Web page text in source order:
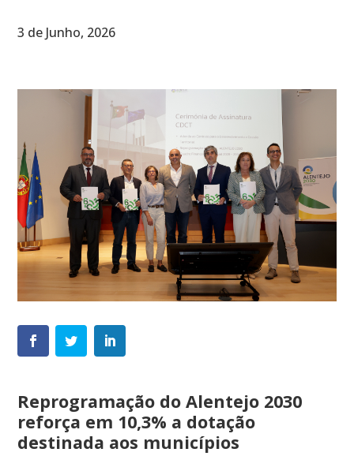
3 de Junho, 2026
Reprogramação do Alentejo 2030
reforça em 10,3% a dotação
destinada aos municípios